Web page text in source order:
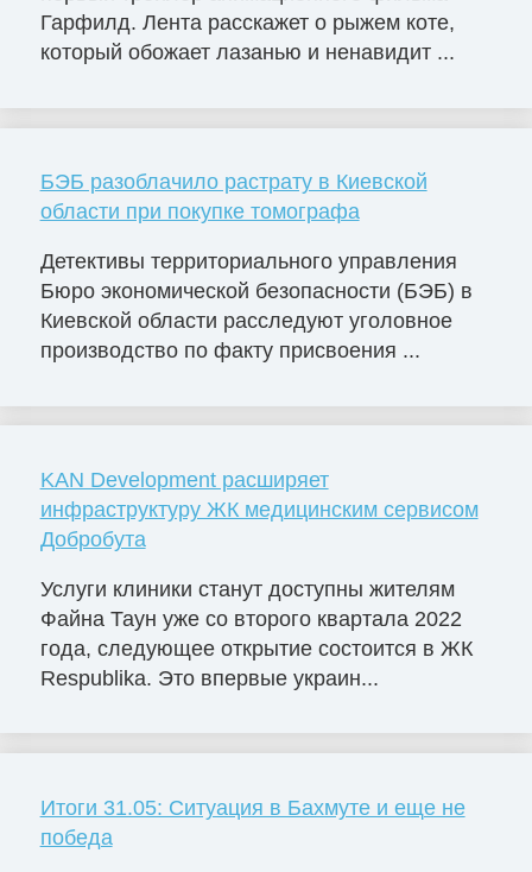
Гарфилд. Лента расскажет о рыжем коте,
который обожает лазанью и ненавидит ...
БЭБ разоблачило растрату в Киевской
области при покупке томографа
Детективы территориального управления
Бюро экономической безопасности (БЭБ) в
Киевской области расследуют уголовное
производство по факту присвоения ...
KAN Development расширяет
инфраструктуру ЖК медицинским сервисом
Добробута
Услуги клиники станут доступны жителям
Файна Таун уже со второго квартала 2022
года, следующее открытие состоится в ЖК
Respublika. Это впервые украин...
Итоги 31.05: Ситуация в Бахмуте и еще не
победа